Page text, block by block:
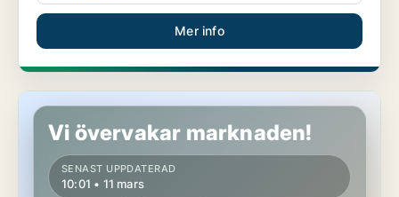
Mer info
Butikslokal på Östermalm
Vi övervakar marknaden!
SENAST UPPDATERAD
10:01 • 11 mars